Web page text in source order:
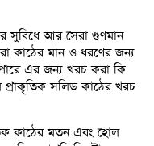
সুবিধে আর সেরা গুণমান
কাঠের মান ও ধরণের জন্য
এর জন্য খরচ করা কি
সলিড কাঠের খরচ
কাঠের মতন এবং হোল